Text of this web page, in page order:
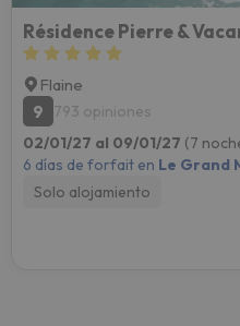
Flaine
9
793 opiniones
02/01/27 al 09/01/27 (7
6 días de forfait en Le Grand
Solo alojamiento